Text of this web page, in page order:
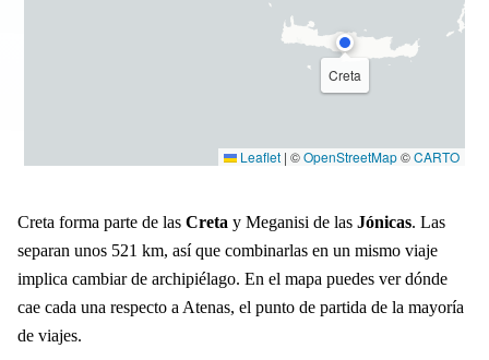
Creta
Leaflet | ©OpenStreetMap©CARTO
Creta forma parte de las Creta y Meganisi de las Jónicas. Las
separan unos 521 km, así que combinarlas en un mismo viaje
implica cambiar de archipiélago. En el mapa puedes ver dónde
cae cada una respecto a Atenas, el punto de partida de la mayoría
de viajes.